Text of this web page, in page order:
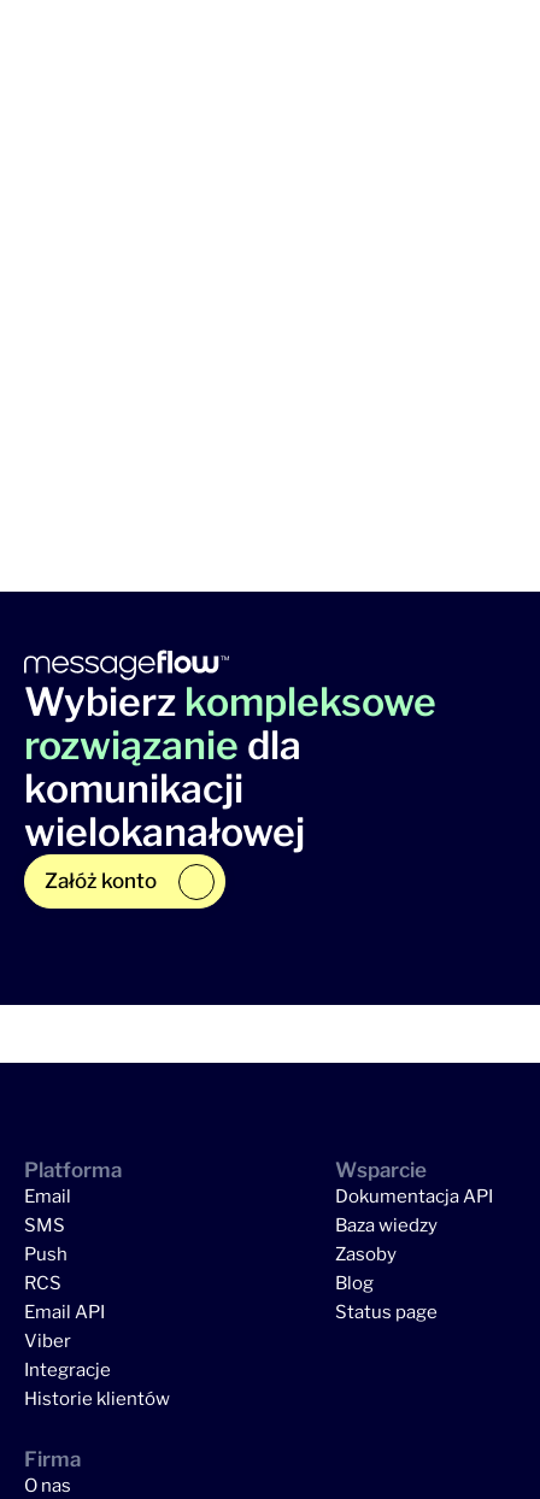
Wybierz kompleksowe
rozwiązanie dla
komunikacji
wielokanałowej
Załóż konto
Platforma
Email
SMS
Push
RCS
Email API
Viber
Integracje
Historie klientów
Wsparcie
Dokumentacja API
Baza wiedzy
Zasoby
Blog
Status page
Firma
O nas